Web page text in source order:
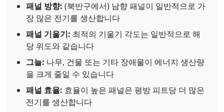
패널 방향: (북반구에서) 남향 패널이 일반적으로 가
장 많은 전기를 생산합니다
패널 기울기: 최적의 기울기 각도는 일반적으로 해
당 위도와 같습니다
그늘: 나무, 건물 또는 기타 장애물이 에너지 생산량
을 크게 줄일 수 있습니다
패널 효율: 효율이 높은 패널은 평방 피트당 더 많은
전기를 생산합니다